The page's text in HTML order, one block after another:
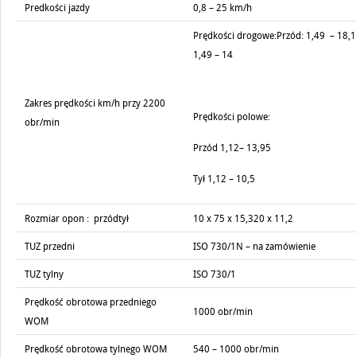
Predkości jazdy 0,8 – 25 km/h
Zakres prędkości km/h przy 2200
obr/min
Prędkości drogowe:Przód: 1,49 –
1,49 – 14
Prędkości polowe:
Przód 1,12– 13,95
Tył 1,12 – 10,5
Rozmiar opon : przódtył 10 x 75 x 15,320 x 11,2
TUZ przedni ISO 730/1N – na zamówienie
TUZ tylny ISO 730/1
Prędkość obrotowa przedniego
WOM
1000 obr/min
Prędkość obrotowa tylnego WOM 540 – 1000 obr/min